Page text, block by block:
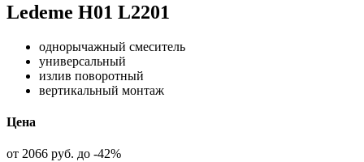
Ledeme H01 L2201
однорычажный смеситель
универсальный
излив поворотный
вертикальный монтаж
Цена
от 2066 руб. до -42%